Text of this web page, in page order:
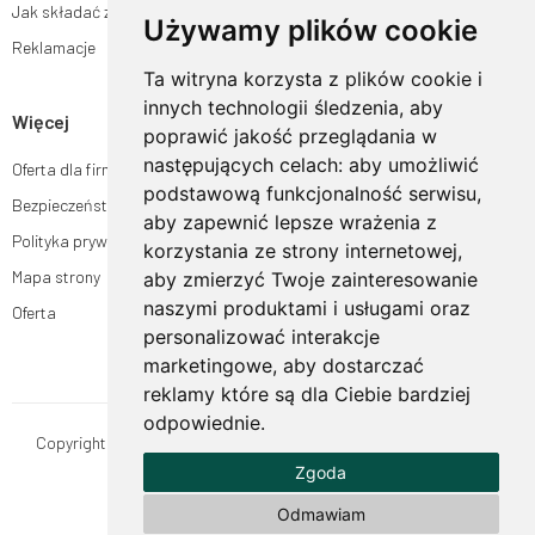
Używamy plików cookie
Ta witryna korzysta z plików cookie i
innych technologii śledzenia, aby
poprawić jakość przeglądania w
następujących celach: aby umożliwić
podstawową funkcjonalność serwisu,
aby zapewnić lepsze wrażenia z
korzystania ze strony internetowej,
aby zmierzyć Twoje zainteresowanie
naszymi produktami i usługami oraz
personalizować interakcje
marketingowe, aby dostarczać
reklamy które są dla Ciebie bardziej
odpowiednie.
Zgoda
Odmawiam
Jak składać zamówienia w sklepie ogrodyhildegardy.pl?
Reklamacje
Więcej
Oferta dla firm
Bezpieczeństwo płatności
Polityka prywatności
Mapa strony
Oferta
Copyright © OgrodyHildegardy.pl. Wszystkie prawa zastrzeżone.
MOUTON interactive
Zobacz nasz profil na: